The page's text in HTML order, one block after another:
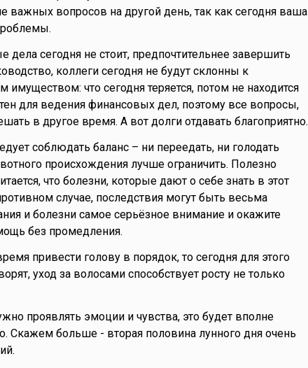
важных вопросов на другой день, так как сегодня ваша
дела сегодня не стоит, предпочтительнее завершить
коллеги сегодня не будут склонны к
что сегодня теряется, потом не находится
для ведения финансовых дел, поэтому все вопросы,
в другое время. А вот долги отдавать благоприятно.
соблюдать баланс – ни переедать, ни голодать
происхождения лучше ограничить. Полезно
что болезни, которые дают о себе знать в этот
случае, последствия могут быть весьма
и болезни самое серьёзное внимание и окажите
без промедления.
привести голову в порядок, то сегодня для этого
уход за волосами способствует росту не только
проявлять эмоции и чувства, это будет вполне
Скажем больше - вторая половина лунного дня очень